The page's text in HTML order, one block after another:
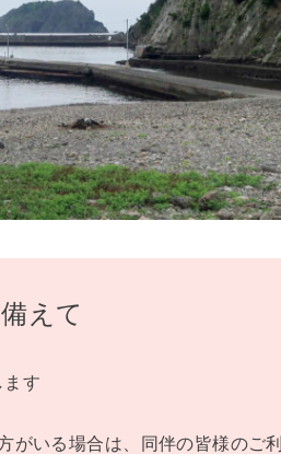
えて
ます
がいる場合は、同伴の皆様のご